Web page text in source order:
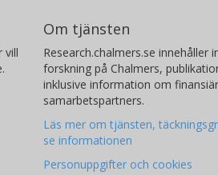
vill
Om tjänsten
Research.chalmers.se innehåller
forskning på Chalmers,
inklusive information om
samarbetspartners.
Läs mer om tjänsten,
se informationen
Personuppgifter och cookies